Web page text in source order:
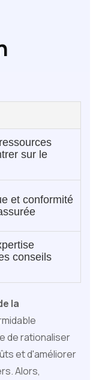
sur le
et conformité
conseils
la
de rationaliser
et d'améliorer
Alors,